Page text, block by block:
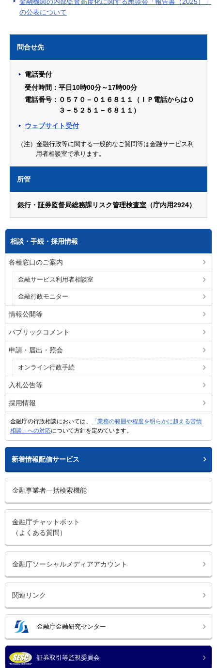
の公表について
問合せ先
電話受付
受付時間：平日10時00分～17時00分
電話番号：０５７０－０１６８１１（ＩＰ電話からは０
３－５２５１－６８１１）
ウェブサイト受付
（注）金融行政等に関する一般的なご質問等は金融サービス利
用者相談室で承ります。
所管
銀行・証券監督局総務課リスク管理検査室（庁内用2924）
相談・手続・採用情報
各種窓口のご案内
金融サービス利用者相談室
金融行政モニター
情報公開等
パブリックコメント
申請・届出・照会
オンライン行政手続
入札公告等
採用情報
金融庁の行政相談においては、
「業務の範囲や程度を明らかに超える苦情
相談」への対応について方針を定めています。
新着情報配信サービス
金融事業者一括検索機能
金融庁チャットボット
（よくある質問）
金融庁ソーシャルメディアアカウント
関連リンク
金融庁金融研究センター
証券取引等監視委員会